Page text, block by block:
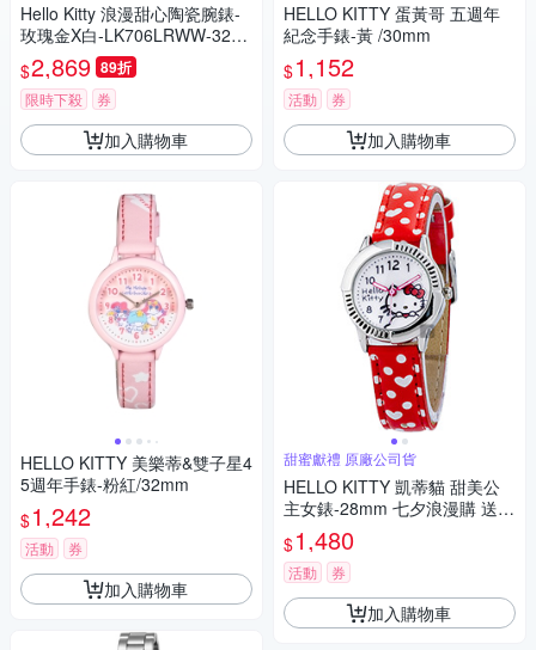
Hello Kitty 浪漫甜心陶瓷腕錶-
玫瑰金X白-LK706LRWW-32m
m
$2,869 89折
限時下殺 券
加入購物車
HELLO KITTY 美樂蒂&雙子星4
5週年手錶-粉紅/32mm
$1,242
活動 券
加入購物車
HELLO KITTY 蛋黃哥 五週年
紀念手錶-黃 /30mm
$1,152
活動 券
加入購物車
甜蜜獻禮 原廠公司貨
HELLO KITTY 凱蒂貓 甜美公
主女錶-28mm 七夕浪漫購 送禮
首選
$1,480
活動 券
加入購物車